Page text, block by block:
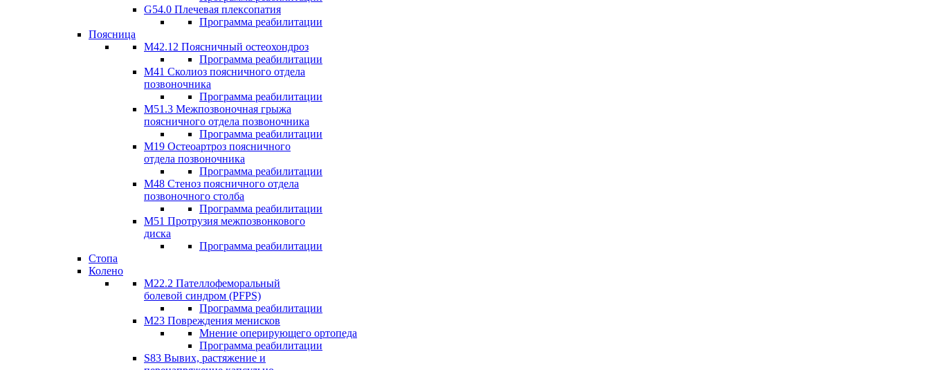
G54.0 Плечевая плексопатия
Программа реабилитации
Поясница
М42.12 Поясничный остеохондроз
Программа реабилитации
М41 Сколиоз поясничного отдела
позвоночника
Программа реабилитации
M51.3 Межпозвоночная грыжа
поясничного отдела позвоночника
Программа реабилитации
М19 Остеоартроз поясничного
отдела позвоночника
Программа реабилитации
M48 Стеноз поясничного отдела
позвоночного столба
Программа реабилитации
М51 Протрузия межпозвонкового
диска
Программа реабилитации
Стопа
Колено
М22.2 Пателлофеморальный
болевой синдром (PFPS)
Программа реабилитации
М23 Повреждения менисков
Мнение оперирующего ортопеда
Программа реабилитации
S83 Вывих, растяжение и